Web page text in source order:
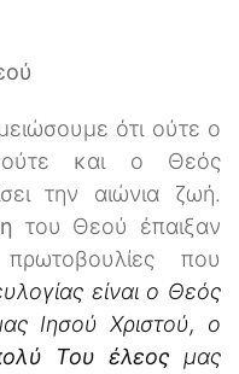
ότι ούτε ο
ούτε και ο Θεός
την αιώνια ζωή.
του Θεού έπαιξαν
που
είναι ο Θεός
Ιησού Χριστού, ο
Του έλεος μας